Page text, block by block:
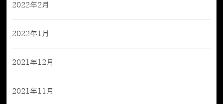
2022年2月
2022年1月
2021年12月
2021年11月